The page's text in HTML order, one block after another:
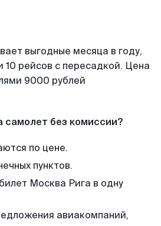
выгодные месяца в году,
рейсов с пересадкой. Цена
9000 рублей
самолет без комиссии?
по цене.
пунктов.
Москва Рига в одну
авиакомпаний,